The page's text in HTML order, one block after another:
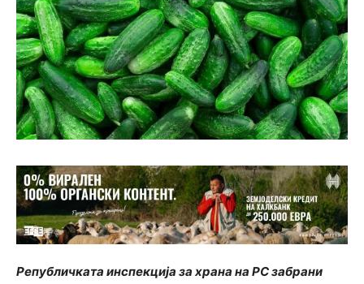
Републичката инспекција за храна на РС забрани